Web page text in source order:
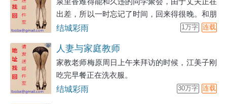
这之后被照了照片。杂志社一定会对在这社会中
被禁忌的话题感到兴趣而无时不刻的跟随在身
边。这之后年轻男子一直持续着在真树子身边纠
从着年轻男子的招换，但
出差，所以一时忘记了时间，回来得很晚。和朋
友们分别后，本想从车站前坐出租车回家，但车
族（摩托车飙车党）的摩托车轰鸣着，闹的广场
上也很难有出租车进来。大概一周左右前，在出
租车站台排队的里香就曾被广场上游荡的暴走族
盯上过，甚至还被他们纠缠。如果不是巡逻的警
结城彩雨 连载
1万字
人妻与家庭教师
家教老师梅原周日上午来拜访的时候，江美子刚
吃完早餐正在洗衣服。
结城彩雨 连载
30万字